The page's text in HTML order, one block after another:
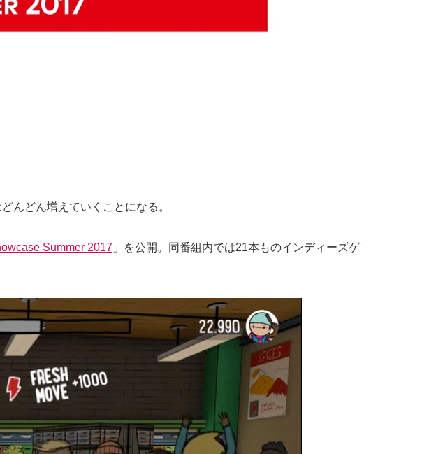
んどん増えていくことになる。
Summer 2017 」を公開。同番組内では21本ものインディーズゲ